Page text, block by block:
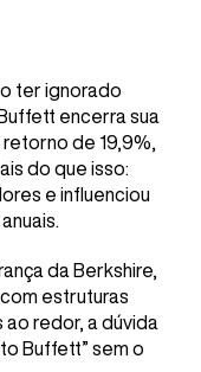
ter ignorado
encerra sua
de 19,9%,
do que isso:
e influenciou
da Berkshire,
estruturas
redor, a dúvida
Buffett” sem o